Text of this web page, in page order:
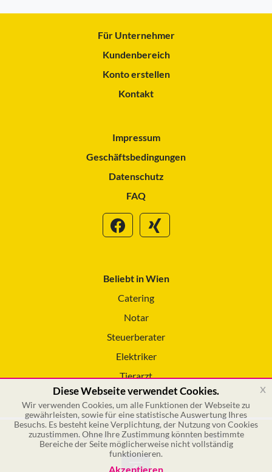
Für Unternehmer
Kundenbereich
Konto erstellen
Kontakt
Impressum
Geschäftsbedingungen
Datenschutz
FAQ
Beliebt in Wien
Catering
Notar
Steuerberater
Elektriker
Tierarzt
Reinigungsservice
© 2026 GSOL – Online Marketing GmbH
Diese Webseite verwendet Cookies.
Wir verwenden Cookies, um alle Funktionen der Webseite zu
gewährleisten, sowie für eine statistische Auswertung Ihres
Besuchs. Es besteht keine Verplichtung, der Nutzung von Cookies
zuzustimmen. Ohne Ihre Zustimmung könnten bestimmte
Bereiche der Seite möglicherweise nicht vollständig
funktionieren.
Akzeptieren
x